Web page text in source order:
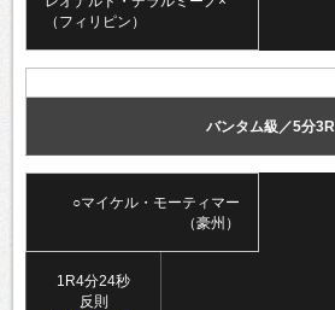
（フィリピン）
バンタム級／5分3R
○マイケル・モーティマー
（豪州）
1R4分24秒
反則